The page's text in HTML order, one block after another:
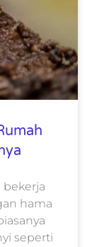
bekerja
hama
seperti